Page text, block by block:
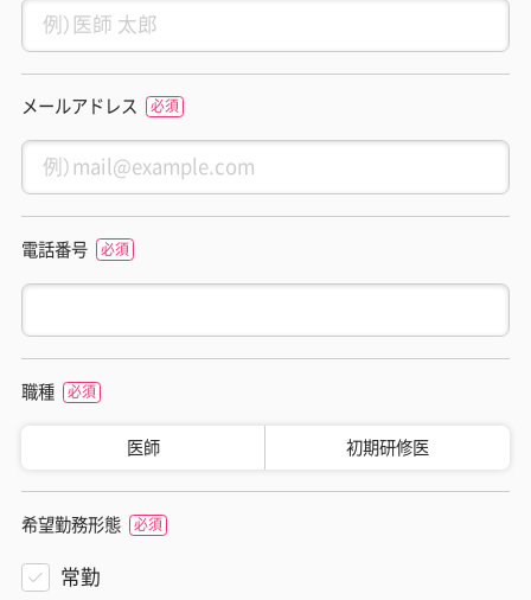
メールアドレス
電話番号
職種
医師 初期研修医
希望勤務形態
常勤